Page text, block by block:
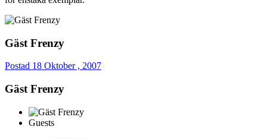
Gäst Frenzy
Postad 18 Oktober , 2007
Gäst Frenzy
Guests